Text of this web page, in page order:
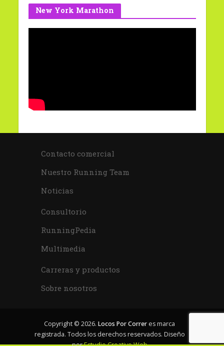
New York Marathon
Contacto comercial
Nuestro Running Team
Noticias
Consultorio
RunningPedia
Multimedia
Carreras y productos
Sobre nosotros
Copyright © 2026. Locos Por Correr es marca
registrada. Todos los derechos reservados. Diseño